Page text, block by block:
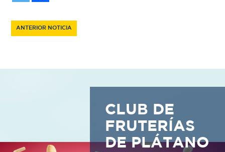
ANTERIOR NOTICIA
CLUB DE
FRUTERÍAS
DE PLÁTANO